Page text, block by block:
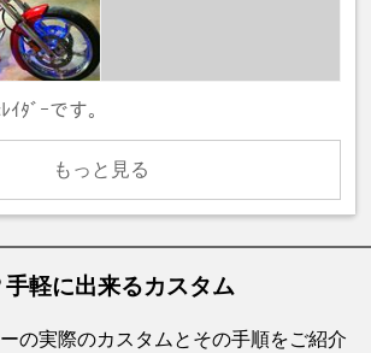
ﾀﾞｰです。
もっと見る
軽に出来るカスタム
の実際のカスタムとその手順をご紹介